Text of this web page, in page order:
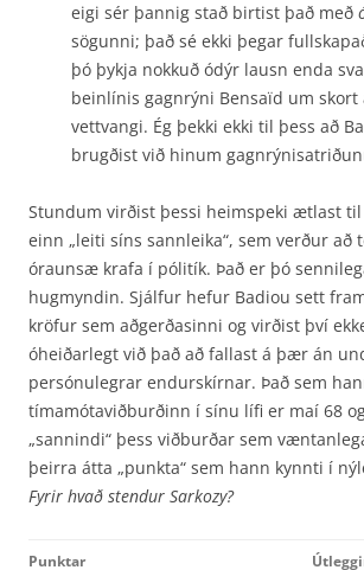
eigi sér þannig stað birtist það með
sögunni; það sé ekki þegar
þó þykja nokkuð ódýr lausn enda
beinlínis gagnrýni Bensaïd um
vettvangi. Ég þekki ekki til þess að
brugðist við hinum
Stundum virðist þessi heimspeki ætlast til
einn „leiti síns sannleika“, sem verður að
óraunsæ krafa í pólitík. Það er þó
hugmyndin. Sjálfur hefur Badiou sett
kröfur sem aðgerðasinni og virðist því
óheiðarlegt við það að fallast á þær án
persónulegrar endurskírnar. Það sem
tímamótaviðburðinn í sínu lífi er maí 68
„sannindi“ þess viðburðar sem
þeirra átta „punkta“ sem hann kynnti í
Fyrir hvað stendur Sarkozy?
Punktar